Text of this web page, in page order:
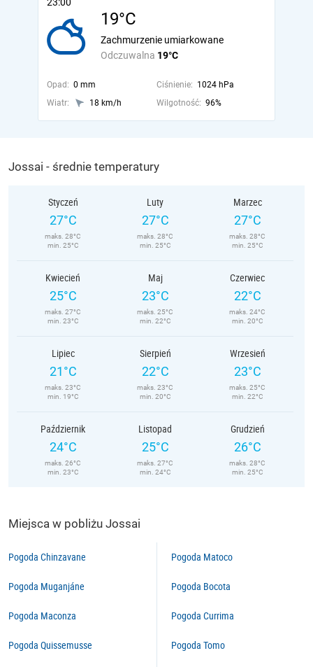
19°C
Odczuwalna 19°C
Zachmurzenie umiarkowane
Opad: 0 mm Ciśnienie: 1024 hPa
Wiatr:
18 km/h Wilgotność: 96%
Jossai - średnie temperatury
Styczeń
27°C
maks. 28°C
min. 25°C
Luty
27°C
maks. 28°C
min. 25°C
Marzec
27°C
maks. 28°C
min. 25°C
Kwiecień
25°C
maks. 27°C
min. 23°C
Maj
23°C
maks. 25°C
min. 22°C
Czerwiec
22°C
maks. 24°C
min. 20°C
Lipiec
21°C
maks. 23°C
min. 19°C
Sierpień
22°C
maks. 23°C
min. 20°C
Wrzesień
23°C
maks. 25°C
min. 22°C
Październik
24°C
maks. 26°C
min. 23°C
Listopad
25°C
maks. 27°C
min. 24°C
Grudzień
26°C
maks. 28°C
min. 25°C
Miejsca w pobliżu Jossai
Pogoda Chinzavane
Pogoda Muganjáne
Pogoda Maconza
Pogoda Quissemusse
Pogoda Matoco
Pogoda Bocota
Pogoda Currima
Pogoda Tomo